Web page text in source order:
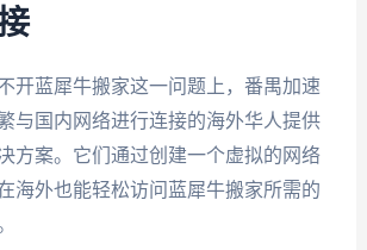
开蓝犀牛搬家这一问题上，番禺加速
与国内网络进行连接的海外华人提供
方案。它们通过创建一个虚拟的网络
海外也能轻松访问蓝犀牛搬家所需的